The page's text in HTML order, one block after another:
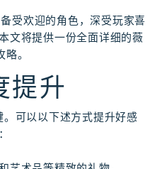
受欢迎的角色，深受玩家喜
文将提供一份全面详细的薇
略。
提升
可以以下述方式提升好感